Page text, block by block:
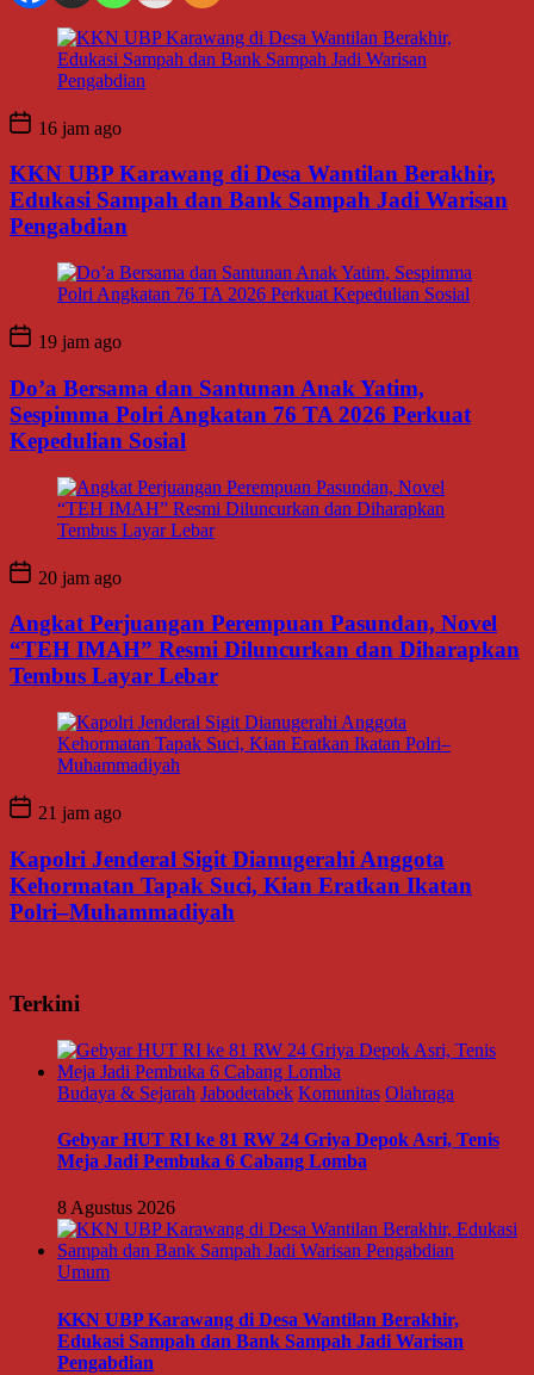
16 jam ago
KKN UBP Karawang di Desa Wantilan Berakhir,
Edukasi Sampah dan Bank Sampah Jadi Warisan
Pengabdian
19 jam ago
Do’a Bersama dan Santunan Anak Yatim,
Sespimma Polri Angkatan 76 TA 2026 Perkuat
Kepedulian Sosial
20 jam ago
Angkat Perjuangan Perempuan Pasundan, Novel
“TEH IMAH” Resmi Diluncurkan dan Diharapkan
Tembus Layar Lebar
21 jam ago
Kapolri Jenderal Sigit Dianugerahi Anggota
Kehormatan Tapak Suci, Kian Eratkan Ikatan
Polri–Muhammadiyah
Terkini
Budaya & Sejarah Jabodetabek Komunitas Olahraga
Gebyar HUT RI ke 81 RW 24 Griya Depok Asri, Tenis
Meja Jadi Pembuka 6 Cabang Lomba
8 Agustus 2026
Umum
KKN UBP Karawang di Desa Wantilan Berakhir,
Edukasi Sampah dan Bank Sampah Jadi Warisan
Pengabdian